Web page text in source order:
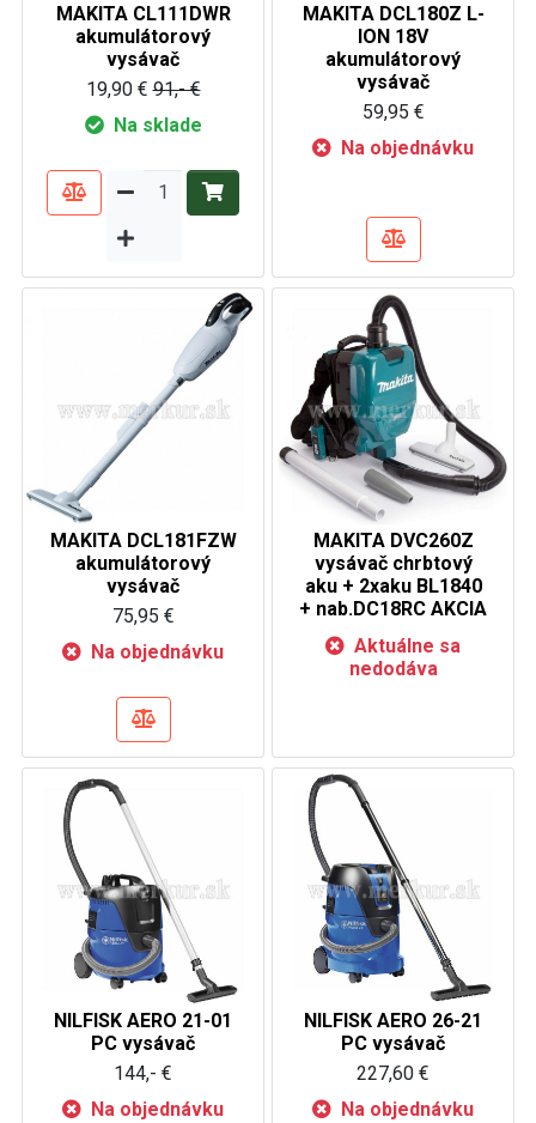
MAKITA CL111DWR
akumulátorový
vysávač
19,90 € 91,- €
Na sklade
MAKITA DCL180Z L-
ION 18V
akumulátorový
vysávač
59,95 €
Na objednávku
MAKITA DCL181FZW
akumulátorový
vysávač
75,95 €
Na objednávku
MAKITA DVC260Z
vysávač chrbtový
aku + 2xaku BL1840
+ nab.DC18RC AKCIA
Aktuálne sa
nedodáva
NILFISK AERO 21-01
PC vysávač
144,- €
Na objednávku
NILFISK AERO 26-21
PC vysávač
227,60 €
Na objednávku